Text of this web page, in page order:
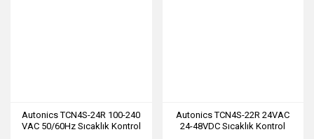
Autonics TCN4S-24R 100-240
VAC 50/60Hz Sıcaklık Kontrol
Autonics TCN4S-22R 24VAC
24-48VDC Sıcaklık Kontrol